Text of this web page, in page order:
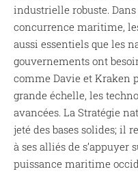
industrielle robuste.
concurrence maritime,
aussi essentiels que les
gouvernements ont
comme Davie et Kraken
grande échelle, les
avancées. La Stratégie
jeté des bases solides; il
à ses alliés de
puissance maritime